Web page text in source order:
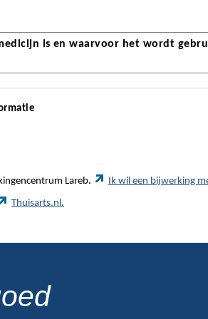
is en waarvoor het wordt
Lareb. Ik wil een bijwerking
Thuisarts.nl.